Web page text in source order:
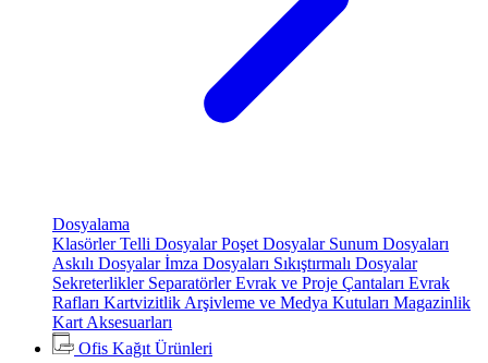
Dosyalama
KlasörlerTelli DosyalarPoşet Dosyalar Sunum Dosyaları
Askılı Dosyalarİmza Dosyaları Sıkıştırmalı Dosyalar
Sekreterlikler SeparatörlerEvrak ve Proje Çantaları Evrak
Rafları Kartvizitlik Arşivleme ve Medya Kutuları Magazinlik
Kart Aksesuarları
Ofis Kağıt Ürünleri